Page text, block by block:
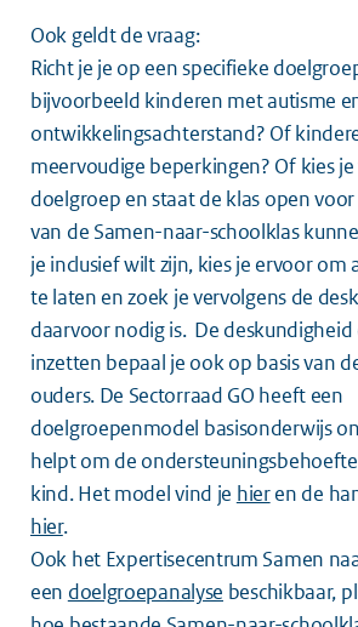
Ook geldt de vraag:
Richt je je op een specifieke
bijvoorbeeld kinderen met autisme
ontwikkelingsachterstand? Of
meervoudige beperkingen? Of kies
doelgroep en staat de klas open
van de Samen-naar-schoolklas
je inclusief wilt zijn, kies je ervoor om
te laten en zoek je vervolgens de
daarvoor nodig is. De
inzetten bepaal je ook op basis van
ouders. De Sectorraad GO heeft een
doelgroepenmodel basisonderwijs
helpt om de
kind. Het model vind je hieren de
hier.
Ook het Expertisecentrum Samen
een doelgroepanalyse beschikbaar,